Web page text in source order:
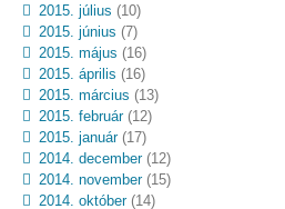
2015. július (10)
2015. június (7)
2015. május (16)
2015. április (16)
2015. március (13)
2015. február(12)
2015. január(17)
2014. december(12)
2014. november(15)
2014. október(14)